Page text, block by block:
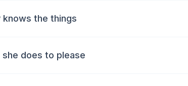
knows the things
she does to please